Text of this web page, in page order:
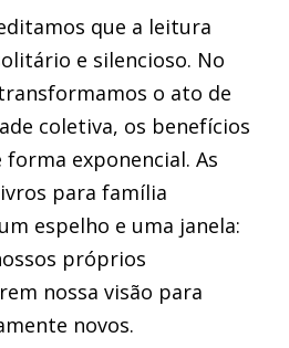
que a leitura
e silencioso. No
o ato de
coletiva, os benefícios
exponencial. As
para família
espelho e uma janela:
próprios
nossa visão para
novos.